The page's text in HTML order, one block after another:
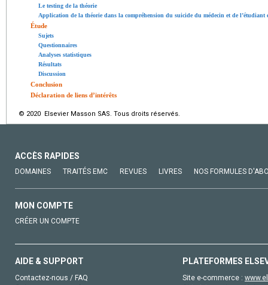
Le testing de la théorie
Application de la théorie dans la compréhension du suicide du médecin et de l’étudiant
Étude
Sujets
Questionnaires
Analyses statistiques
Résultats
Discussion
Conclusion
Déclaration de liens d’intérêts
© 2020 Elsevier Masson SAS. Tous droits réservés.
ACCÈS RAPIDES
DOMAINES TRAITÉS EMC REVUES LIVRES NOS FORMULES
MON COMPTE
CRÉER UN COMPTE
AIDE & SUPPORT
Contactez-nous / FAQ
PLATEFORMES
Site e-commerce :